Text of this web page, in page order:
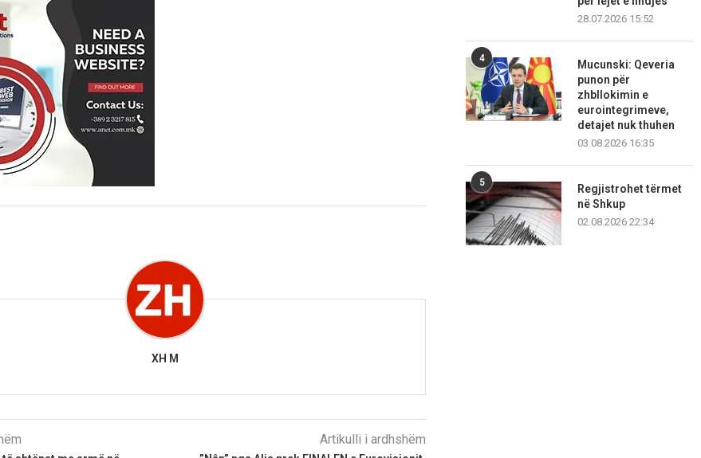
XH M
Artikulli i ardhshëm
28.07.2026 15:52
4
Mucunski: Qeveria
punon për
zhbllokimin e
eurointegrimeve,
detajet nuk thuhen
03.08.2026 16:35
5
Regjistrohet tërmet
në Shkup
02.08.2026 22:34